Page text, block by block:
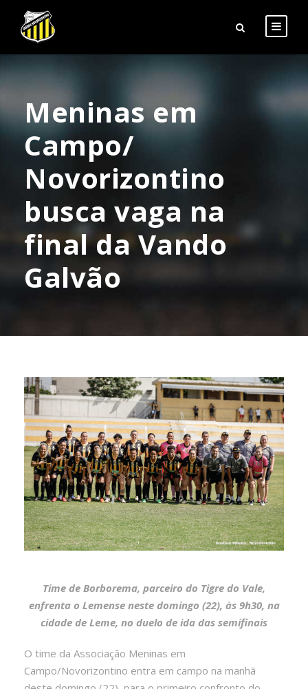
Meninas em
Campo/
Novorizontino
busca vaga na
final da Vando
Galvão
Time de Borborema, parceiro do Tigre do Vale,
enfrenta o Lemense neste domingo (22), às 9h30, na
cidade de Leme, no duelo de ida das semifinais
O time da Associação Meninas em
Campo/Novorizontino entra em campo na manhã